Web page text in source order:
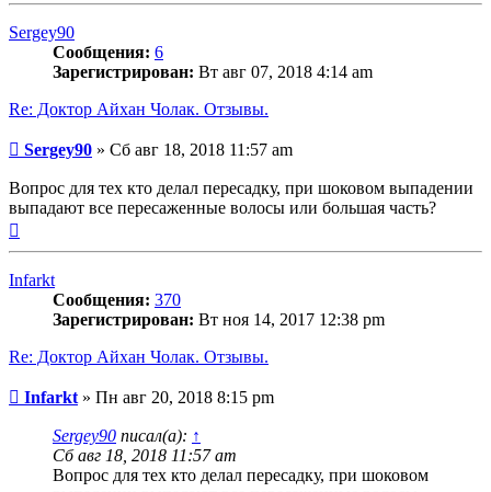
Sergey90
Сообщения: 6
Зарегистрирован: Вт авг 07, 2018 4:14 am
Re: Доктор Айхан Чолак. Отзывы.
Сообщение
Sergey90 » Сб авг 18, 2018 11:57 am
Вопрос для тех кто делал пересадку, при шоковом выпадении
выпадают все пересаженные волосы или большая часть?
Infarkt
Сообщения: 370
Зарегистрирован: Вт ноя 14, 2017 12:38 pm
Re: Доктор Айхан Чолак. Отзывы.
Сообщение
Infarkt » Пн авг 20, 2018 8:15 pm
Sergey90 писал(а): ↑
Сб авг 18, 2018 11:57 am
Вопрос для тех кто делал пересадку, при шоковом